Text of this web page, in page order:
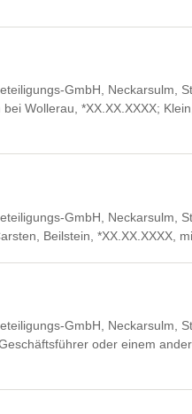
GmbH, Neckarsulm,
Wollerau, *XX.XX.XXXX;
GmbH, Neckarsulm,
Beilstein, *XX.XX.XXXX,
GmbH, Neckarsulm,
oder einem